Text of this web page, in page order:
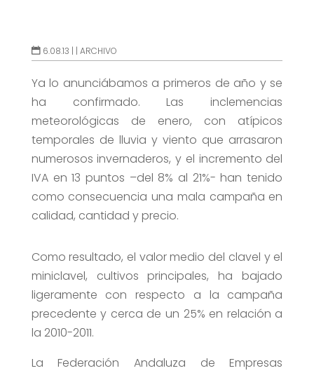
6.08.13 | | ARCHIVO
Ya lo anunciábamos a primeros de año y se
ha confirmado. Las inclemencias
meteorológicas de enero, con atípicos
temporales de lluvia y viento que arrasaron
numerosos invernaderos, y el incremento del
IVA en 13 puntos –del 8% al 21%- han tenido
como consecuencia una mala campaña en
calidad, cantidad y precio.
Como resultado, el valor medio del clavel y el
miniclavel, cultivos principales, ha bajado
ligeramente con respecto a la campaña
precedente y cerca de un 25% en relación a
la 2010-2011.
La Federación Andaluza de Empresas